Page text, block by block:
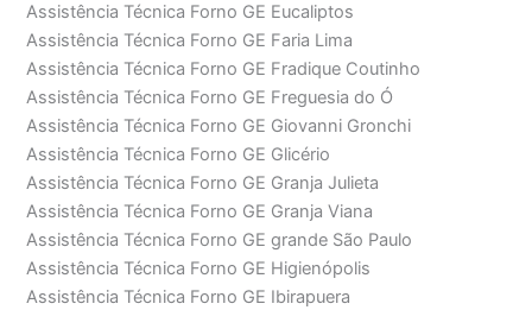
Assistência Técnica Forno GE Eucaliptos
Assistência Técnica Forno GE Faria Lima
Assistência Técnica Forno GE Fradique Coutinho
Assistência Técnica Forno GE Freguesia do Ó
Assistência Técnica Forno GE Giovanni Gronchi
Assistência Técnica Forno GE Glicério
Assistência Técnica Forno GE Granja Julieta
Assistência Técnica Forno GE Granja Viana
Assistência Técnica Forno GE grande São Paulo
Assistência Técnica Forno GE Higienópolis
Assistência Técnica Forno GE Ibirapuera